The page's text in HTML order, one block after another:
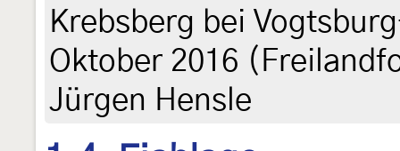
Krebsberg bei
Oktober 2016
Jürgen Hensle